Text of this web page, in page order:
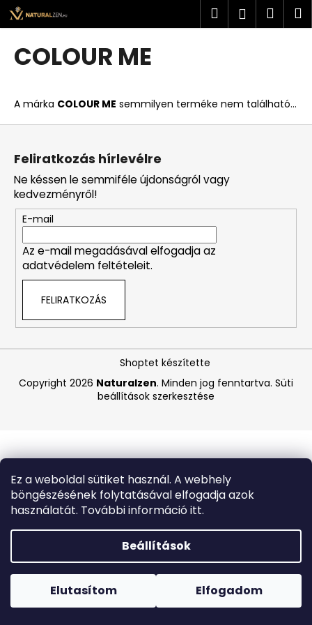
Ez a weboldal sütiket használ. A webhely
böngészésének folytatásával elfogadja azok
használatát. További információ itt.
Beállítások
Elutasítom Elfogadom
Ugrás
fő
tartalomhoz
Forró napokon nem javasoljuk a csomagautomatákba
történő kézbesítést. A magas hőmérsékletre érzékeny
termékek átvételkor nem biztos, hogy optimális állapotban
Keresés
COLOUR ME
A márka COLOUR ME semmilyen terméke nem található...
K
o
i
t
k
e
r
e
s
?
A
á
u
k
C-
VITAMIN
-
4
L
Feliratkozás hírlevélre
Ne késsen le semmiféle újdonságról vagy
kedvezményről!
E-mail
Az e-mail megadásával elfogadja az
adatvédelem feltételeit.
FELIRATKOZÁS
Shoptet készítette
Copyright 2026 Naturalzen. Minden jog fenntartva. Süti
beállítások szerkesztése